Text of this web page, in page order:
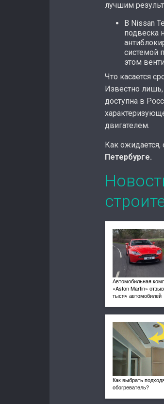
лучшим
В Nissan
подвеска
системой
этом
Что касается
Известно лишь,
доступна в
двигателем.
Как ожидается,
Петербурге.
Автомобильная
«Aston Martin»
тысяч автомобилей
Как выбрать
обогреватель?